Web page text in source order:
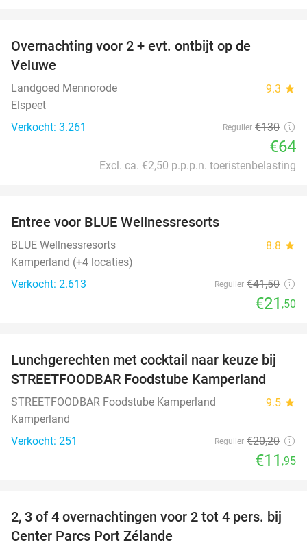
Overnachting voor 2 + evt. ontbijt op de
Veluwe
Landgoed Mennorode 9.3 star
Elspeet
Verkocht: 3.261
Regulier €130
€64
Excl. ca. €2,50 p.p.p.n. toeristenbelasting
Entree voor BLUE Wellnessresorts
BLUE Wellnessresorts 8.8 star
Kamperland (+4 locaties)
Verkocht: 2.613
Regulier €41,50
€21 ,50
41%
Lunchgerechten met cocktail naar keuze bij
STREETFOODBAR Foodstube Kamperland
STREETFOODBAR Foodstube Kamperland 9.5 star
Kamperland
Verkocht: 251
Regulier €20,20
€11 ,95
17%
2, 3 of 4 overnachtingen voor 2 tot 4 pers. bij
Center Parcs Port Zélande